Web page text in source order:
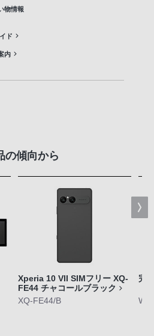
物情報
ド
内
の傾向から
Xperia 10 VII SIMフリー XQ-
FE44 チャコールブラック
XQ-FE44/B
完